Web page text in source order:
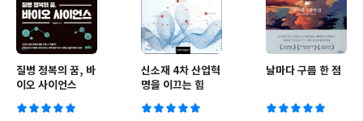
질병 정복의 꿈, 바
이오 사이언스
신소재 4차 산업혁
명을 이끄는 힘
날마다 구름 한 점